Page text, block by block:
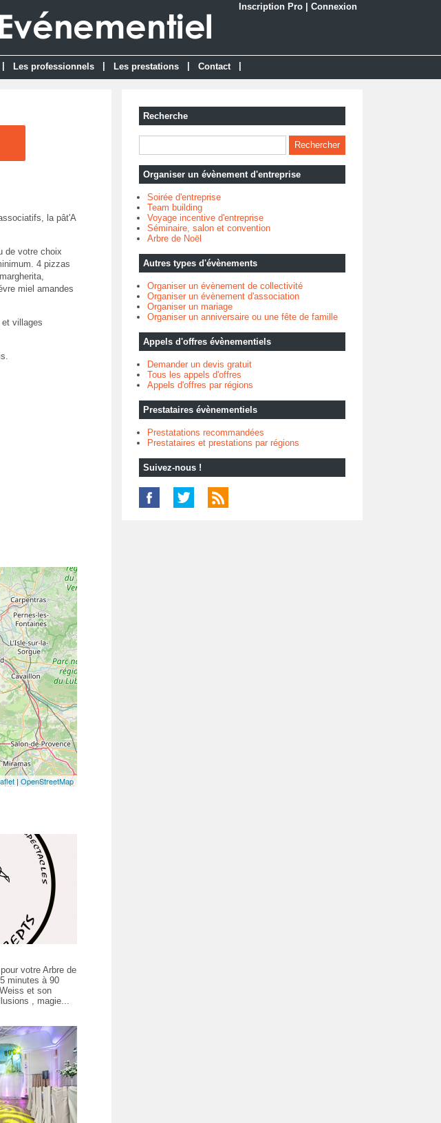
Inscription Pro Connexion
Les professionnels Les prestations Contact
la pât'A
de votre choix
4 pizzas
miel amandes
villages
| OpenStreetMap
votre Arbre de
minutes à 90
et son
, magie...
Recherche
Organiser un évènement d'entreprise
Soirée d'entreprise
Team building
Voyage incentive d'entreprise
Séminaire, salon et convention
Arbre de Noël
Autres types d'évènements
Organiser un évènement de collectivité
Organiser un évènement d'association
Organiser un mariage
Organiser un anniversaire ou une fête de famille
Appels d'offres évènementiels
Demander un devis gratuit
Tous les appels d'offres
Appels d'offres par régions
Prestataires évènementiels
Prestatations recommandées
Prestataires et prestations par régions
Suivez-nous !